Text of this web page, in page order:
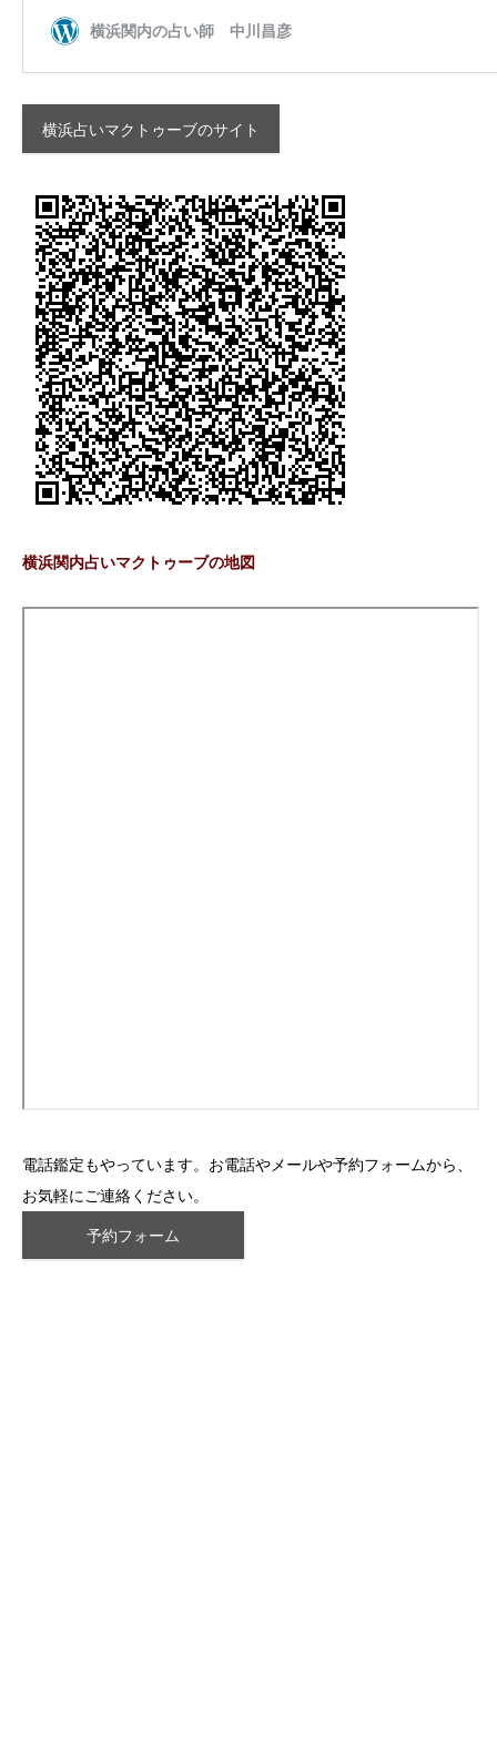
横浜占いマクトゥーブのサイト
横浜関内占いマクトゥーブの地図
電話鑑定もやっています。お電話やメールや予約フォームから、
お気軽にご連絡ください。
予約フォーム